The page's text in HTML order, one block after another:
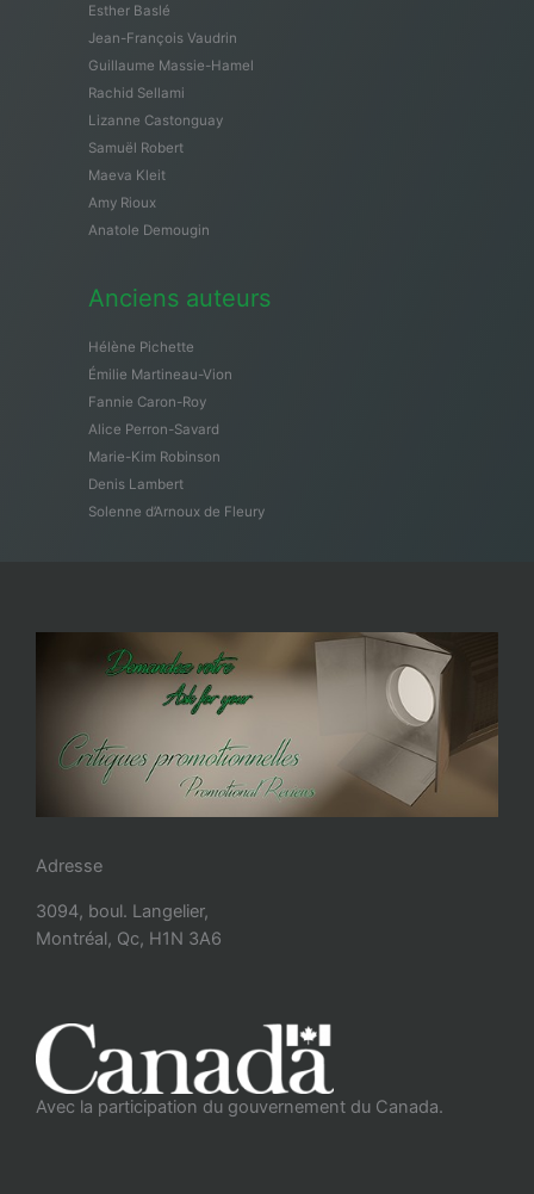
Esther Baslé
Jean-François Vaudrin
Guillaume Massie-Hamel
Rachid Sellami
Lizanne Castonguay
Samuël Robert
Maeva Kleit
Amy Rioux
Anatole Demougin
Anciens auteurs
Hélène Pichette
Émilie Martineau-Vion
Fannie Caron-Roy
Alice Perron-Savard
Marie-Kim Robinson
Denis Lambert
Solenne d’Arnoux de Fleury
Adresse
3094, boul. Langelier,
Montréal, Qc, H1N 3A6
Avec la participation du gouvernement du Canada.